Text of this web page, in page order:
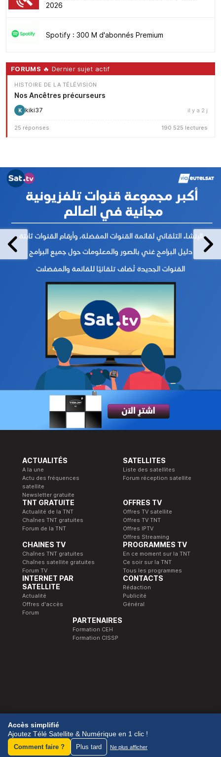
2026
Spotify : 300 M d'abonnés Premium
FORUMS 🔥 Dernier sujet actif
HISTOIRE DE LA TÉLÉVISION
Nos Ancêtres précurseurs
K kiki37 il y a 2 j
25 réponses 190 525 lectures
ACTUALITÉS
A la une
Actu des fréquences
satellite
Newsletter gratuite
SATELLITES
Liste des satellites
Forum réception satellite
TNT GRATUITE
Actualité de la TNT
Chaînes TNT gratuites
Forum de la TNT
OFFRES TV
Offres TV satellite
Offres TV TNT
Offres IPTV
Offres Streaming
CHAINES TV
Chaînes TNT gratuites
Chaînes satellite gratuites
Forum TV
PROGRAMMES TV
En ce moment sur la TNT
Ce soir sur la TNT
Tous les programmes
INTERNET PAR
SATELLITE
Actualité
Offres d'accès
Forum
CONTACTS
Rédaction
Publicité
Général
PARTENAIRES
Formation CEH
Formation CISSP
© 1989-2026 Télé Satellite et Numérique.
Accès simplifié
Ajoutez Télé Satellite & Numérique en 1 clic !
Comment faire ? Plus tard Ne plus afficher